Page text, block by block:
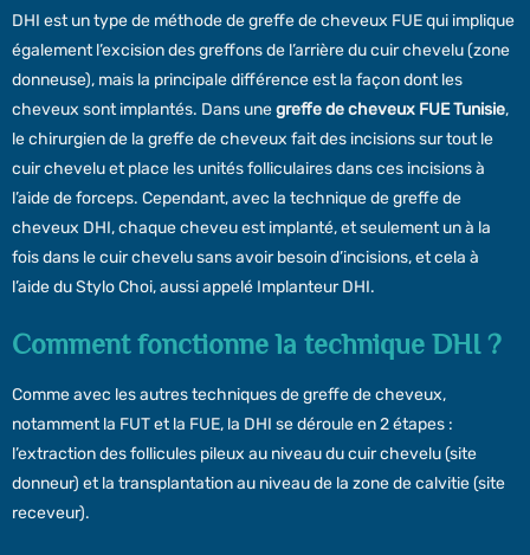
DHI est un type de méthode de greffe de cheveux FUE qui implique
également l’excision des greffons de l’arrière du cuir chevelu (zone
donneuse), mais la principale différence est la façon dont les
cheveux sont implantés. Dans unegreffe de cheveux FUE Tunisie,
le chirurgien de la greffe de cheveux fait des incisions sur tout le
cuir chevelu et place les unités folliculaires dans ces incisions à
l’aide de forceps. Cependant, avec la technique de greffe de
cheveux DHI, chaque cheveu est implanté, et seulement un à la
fois dans le cuir chevelu sans avoir besoin d’incisions, et cela à
l’aide du Stylo Choi, aussi appelé Implanteur DHI.
Comment fonctionne la technique DHI ?
Comme avec les autres techniques de greffe de cheveux,
notamment la FUT et la FUE, la DHI se déroule en 2 étapes :
l’extraction des follicules pileux au niveau du cuir chevelu (site
donneur) et la transplantation au niveau de la zone de calvitie (site
receveur).